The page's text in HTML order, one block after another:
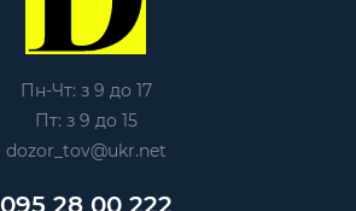
Пн-Чт: з 9 до 17
Пт: з 9 до 15
dozor_tov@ukr.net